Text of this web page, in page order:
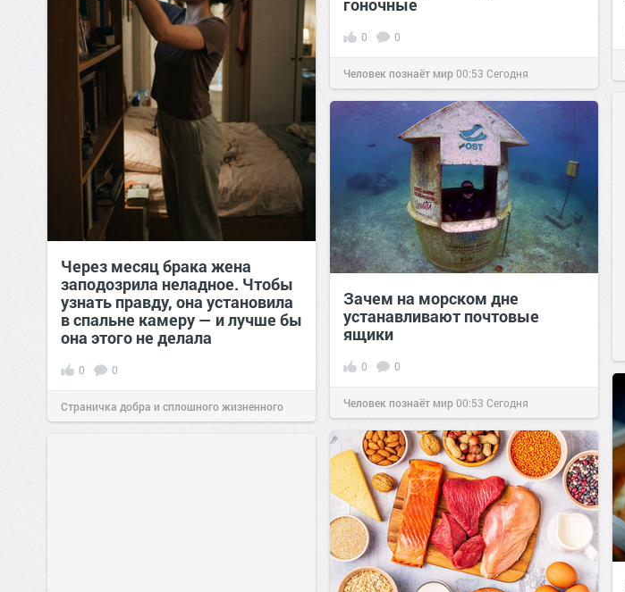
гоночные
0 0
Человек познаёт мир00:53 Сегодня
Через месяц брака жена
заподозрила неладное. Чтобы
узнать правду, она установила
в спальне камеру — и лучше бы
она этого не делала
0 0
Страничка добра и сплошного жизненного
Зачем на морском дне
устанавливают почтовые
ящики
0 0
Человек познаёт мир00:53 Сегодня